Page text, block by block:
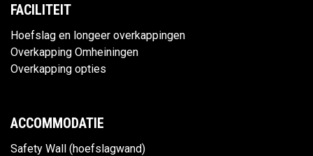
FACILITEIT
Hoefslag en longeer overkappingen
Overkapping Omheiningen
Overkapping opties
ACCOMMODATIE
Safety Wall (hoefslagwand)